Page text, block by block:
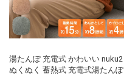
湯たんぽ 充電式 かわいい nuku2
ぬくぬく 蓄熱式 充電式湯たんぽ